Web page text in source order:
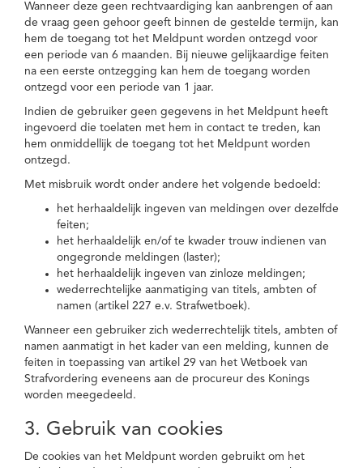
Wanneer deze geen rechtvaardiging kan aanbrengen of aan
de vraag geen gehoor geeft binnen de gestelde termijn, kan
hem de toegang tot het Meldpunt worden ontzegd voor
een periode van 6 maanden. Bij nieuwe gelijkaardige feiten
na een eerste ontzegging kan hem de toegang worden
ontzegd voor een periode van 1 jaar.
Indien de gebruiker geen gegevens in het Meldpunt heeft
ingevoerd die toelaten met hem in contact te treden, kan
hem onmiddellijk de toegang tot het Meldpunt worden
ontzegd.
Met misbruik wordt onder andere het volgende bedoeld:
het herhaaldelijk ingeven van meldingen over dezelfde
feiten;
het herhaaldelijk en/of te kwader trouw indienen van
ongegronde meldingen (laster);
het herhaaldelijk ingeven van zinloze meldingen;
wederrechtelijke aanmatiging van titels, ambten of
namen (artikel 227 e.v. Strafwetboek).
Wanneer een gebruiker zich wederrechtelijk titels, ambten of
namen aanmatigt in het kader van een melding, kunnen de
feiten in toepassing van artikel 29 van het Wetboek van
Strafvordering eveneens aan de procureur des Konings
worden meegedeeld.
3. Gebruik van cookies
De cookies van het Meldpunt worden gebruikt om het